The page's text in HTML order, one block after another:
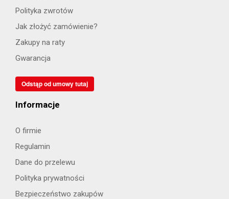
Polityka zwrotów
Jak złożyć zamówienie?
Zakupy na raty
Gwarancja
Odstąp od umowy tutaj
Informacje
O firmie
Regulamin
Dane do przelewu
Polityka prywatności
Bezpieczeństwo zakupów